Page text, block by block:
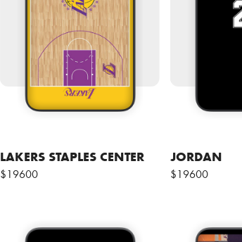
LAKERS STAPLES CENTER
$19600
JORDAN
$19600